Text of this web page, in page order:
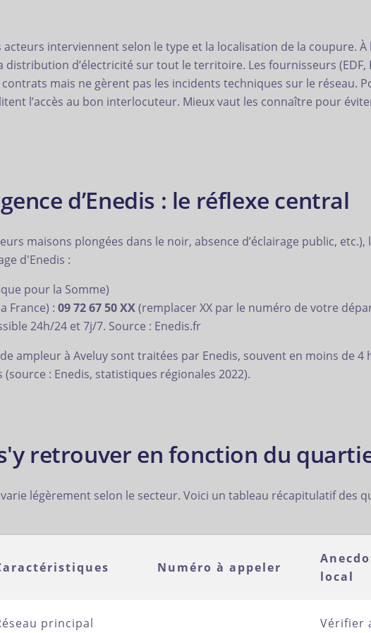
interviennent selon le type et la localisation de la coupure. À
distribution d’électricité sur tout le territoire. Les fournisseurs (EDF,
mais ne gèrent pas les incidents techniques sur le réseau.
l’accès au bon interlocuteur. Mieux vaut les connaître pour
d’Enedis : le réflexe central
maisons plongées dans le noir, absence d’éclairage public,
d'Enedis :
pour la Somme)
France) : 09 72 67 50 XX(remplacer XX par le numéro de votre
24h/24 et 7j/7. Source : Enedis.fr
ampleur à Aveluy sont traitées par Enedis, souvent en moins de 4
: Enedis, statistiques régionales 2022).
retrouver en fonction du
légèrement selon le secteur. Voici un tableau récapitulatif des
Numéro à appeler
local
principal
Vérifier